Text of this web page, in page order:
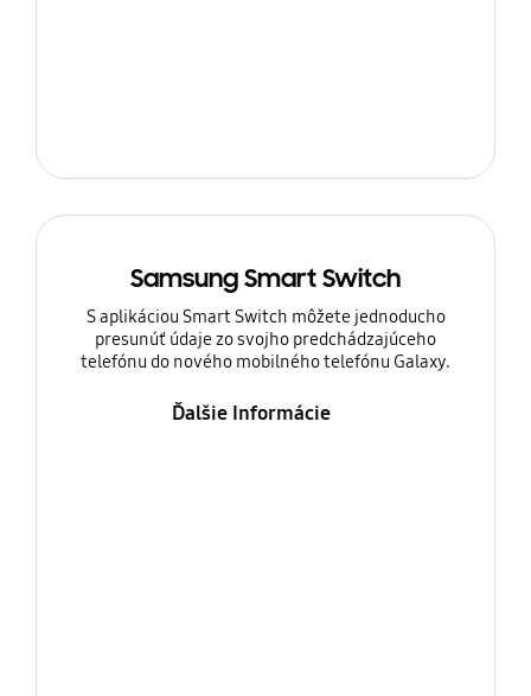
Samsung Smart Switch
S aplikáciou Smart Switch môžete jednoducho
presunúť údaje zo svojho predchádzajúceho
telefónu do nového mobilného telefónu Galaxy.
Ďalšie Informácie